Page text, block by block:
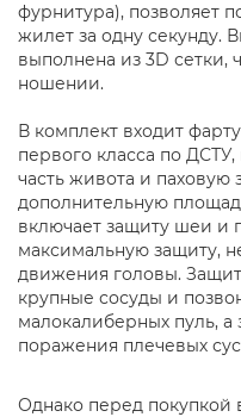
фурнитура), позволяет
жилет за одну секунду.
выполнена из 3D
ношении.
В комплект входит
первого класса по
часть живота и паховую
дополнительную
включает защиту шеи и
максимальную защиту,
движения головы.
крупные сосуды и
малокалиберных пуль, а
поражения плечевых
Однако перед покупкой